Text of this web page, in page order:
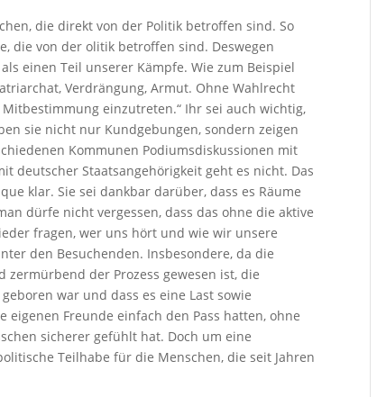
die direkt von der Politik betroffen sind. So
die von der olitik betroffen sind. Deswegen
einen Teil unserer Kämpfe. Wie zum Beispiel
Verdrängung, Armut. Ohne Wahlrecht
einzutreten.“ Ihr sei auch wichtig,
sie nicht nur Kundgebungen, sondern zeigen
Kommunen Podiumsdiskussionen mit
deutscher Staatsangehörigkeit geht es nicht. Das
klar. Sie sei dankbar darüber, dass es Räume
dürfe nicht vergessen, dass das ohne die aktive
fragen, wer uns hört und wie wir unsere
den Besuchenden. Insbesondere, da die
der Prozess gewesen ist, die
war und dass es eine Last sowie
eigenen Freunde einfach den Pass hatten, ohne
sicherer gefühlt hat. Doch um eine
Teilhabe für die Menschen, die seit Jahren